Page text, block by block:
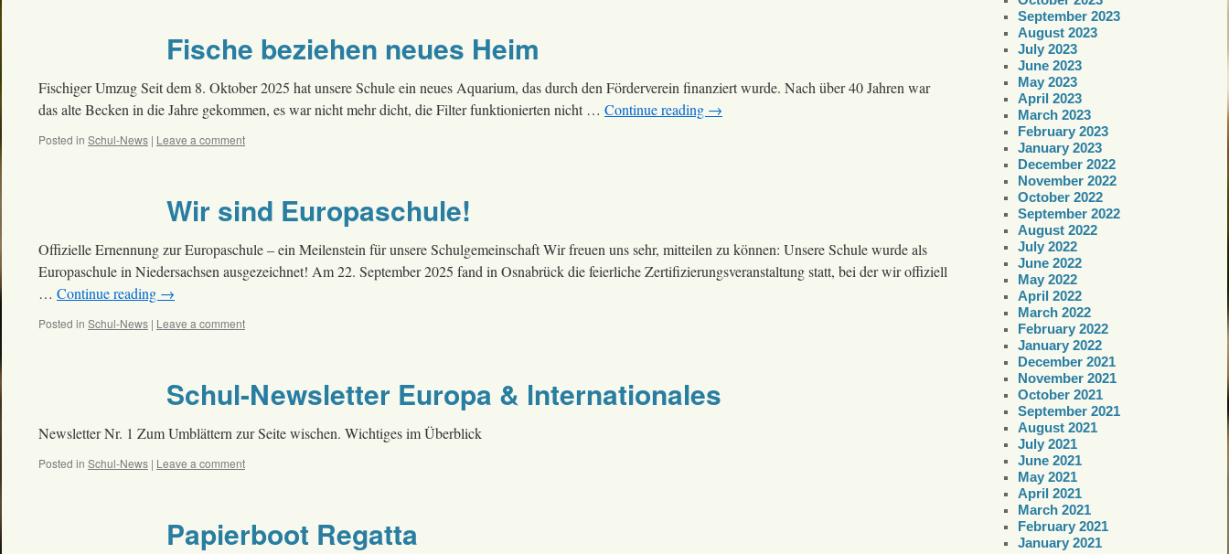
Fische beziehen neues Heim
Fischiger Umzug Seit dem 8. Oktober 2025 hat unsere Schule ein neues Aquarium, das durch den Förderverein finanziert wurde. Nach über 40 Jahren war
das alte Becken in die Jahre gekommen, es war nicht mehr dicht, die Filter funktionierten nicht … Continue reading →
Posted in Schul-News | Leave a comment
Wir sind Europaschule!
Offizielle Ernennung zur Europaschule – ein Meilenstein für unsere Schulgemeinschaft Wir freuen uns sehr, mitteilen zu können: Unsere Schule wurde als
Europaschule in Niedersachsen ausgezeichnet! Am 22. September 2025 fand in Osnabrück die feierliche Zertifizierungsveranstaltung statt, bei der wir offiziell
… Continue reading →
Posted in Schul-News | Leave a comment
Schul-Newsletter Europa & lnternationales
Newsletter Nr. 1 Zum Umblättern zur Seite wischen. Wichtiges im Überblick
Posted in Schul-News | Leave a comment
Papierboot Regatta
September 2023
August 2023
July 2023
June 2023
May 2023
April 2023
March 2023
February 2023
January 2023
December 2022
November 2022
October 2022
September 2022
August 2022
July 2022
June 2022
May 2022
April 2022
March 2022
February 2022
January 2022
December 2021
November 2021
October 2021
September 2021
August 2021
July 2021
June 2021
May 2021
April 2021
March 2021
February 2021
January 2021